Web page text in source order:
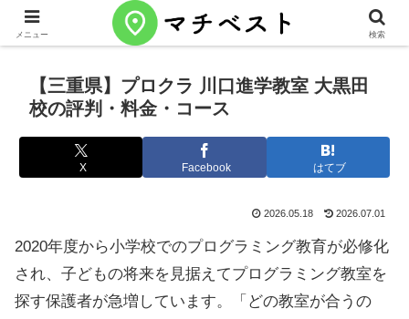
【三重県】プロクラ 川口進学教室 大黒田
校の評判・料金・コース
X Facebook はてブ
2026.05.18 2026.07.01
2020年度から小学校でのプログラミング教育が必修化
され、子どもの将来を見据えてプログラミング教室を
探す保護者が急増しています。「どの教室が合うの
メニュー 検索